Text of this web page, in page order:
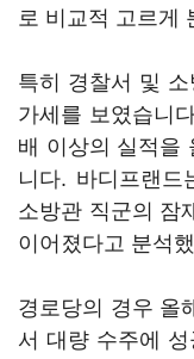
로 비교적 고르게
특히 경찰서 및
가세를 보였습니
배 이상의 실적을
니다. 바디프랜
소방관 직군의 잠
이어졌다고 분석
경로당의 경우 올
서 대량 수주에